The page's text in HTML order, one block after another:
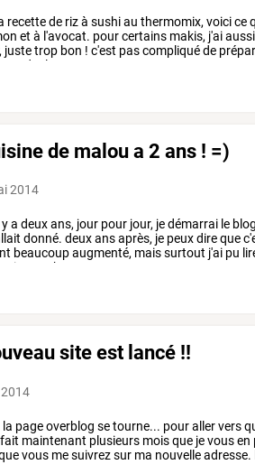
recettede rizà sushiau thermomix, voicice
et à l'avocat. pourcertains makis, j'aiaussi
justetrop bon ! c'est pascompliquéde
prendre le
de malou a 2 ans ! =)
2014
ya deuxans, jour pour jour, jedémarrai le blog
donné. deuxansaprès, je peuxdireque
beaucoupaugmenté, maissurtout j'ai pu
voir photos,
site est lancé !!
la pageoverblog setourne... pourallervers
fait maintenant plusieurs moisque jevousen
vous mesuivrezsur ma nouvelleadresse.